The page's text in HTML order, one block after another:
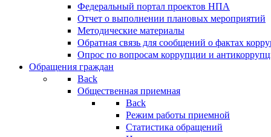
Федеральный портал проектов НПА
Отчет о выполнении плановых мероприятий
Методические материалы
Обратная связь для сообщений о фактах
Опрос по вопросам коррупции и
Обращения граждан
Back
Общественная приемная
Back
Режим работы приемной
Статистика обращений